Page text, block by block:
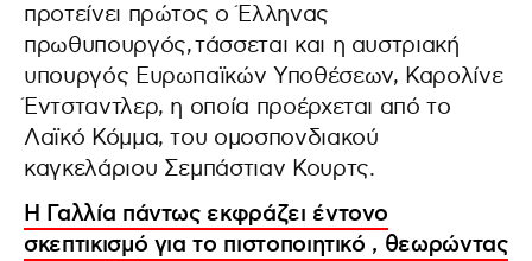
προτείνει πρώτος ο Έλληνας
πρωθυπουργός, τάσσεται και η αυστριακή
υπουργός Ευρωπαϊκών Υποθέσεων, Καρολίνε
Έντσταντλερ, η οποία προέρχεται από το
Λαϊκό Κόμμα, του ομοσπονδιακού
καγκελάριου Σεμπάστιαν Κουρτς.
Η Γαλλία πάντως εκφράζει έντονο
σκεπτικισμό για το πιστοποιητικό , θεωρώντας